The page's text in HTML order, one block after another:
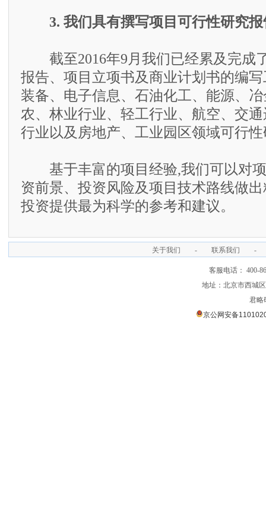
3. 我们具有撰写项目可行性研究
截至2016年9月我们已经累及完成
报告、项目立项书及商业计划书的编
装备、电子信息、石油化工、能源、
农、林业行业、轻工行业、航空、交
行业以及房地产、工业园区领域可行
基于丰富的项目经验,我们可以对项
资前景、投资风险及项目技术路线做
投资提供最为科学的参考和建议。
关于我们 - 联系我们 -
客服电话： 400-
地址：北京市西城
君略
京公网安备